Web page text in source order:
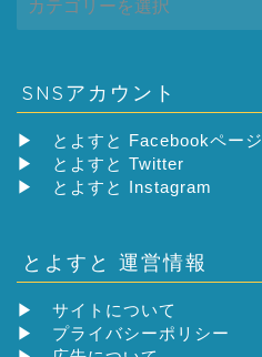
SNSアカウント
▶
とよすと Facebookページ
▶
とよすと Twitter
▶
とよすと Instagram
とよすと 運営情報
▶ サイトについて
▶ プライバシーポリシー